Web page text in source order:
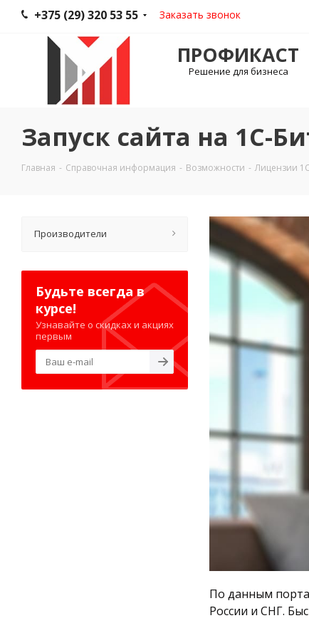
+375 (29) 320 53 55 Заказать звонок
ПРОФИКАСТ
Решение для бизнеса
Запуск сайта на 1С-
Главная - Справочная информация - Возможности - Лицензии
По данным
России и СНГ.
Производители
Будьте всегда в
курсе!
Узнавайте о скидках и акциях
первым